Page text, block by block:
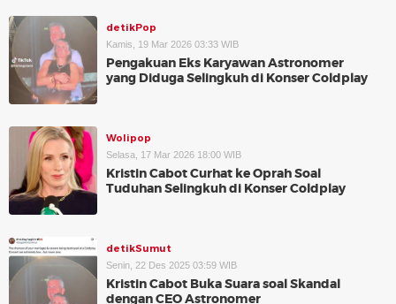
detikPop
Kamis, 19 Mar 2026 03:33 WIB
Pengakuan Eks Karyawan Astronomer
yang Diduga Selingkuh di Konser Coldplay
Wolipop
Selasa, 17 Mar 2026 18:00 WIB
Kristin Cabot Curhat ke Oprah Soal
Tuduhan Selingkuh di Konser Coldplay
detikSumut
Senin, 22 Des 2025 03:59 WIB
Kristin Cabot Buka Suara soal Skandal
dengan CEO Astronomer